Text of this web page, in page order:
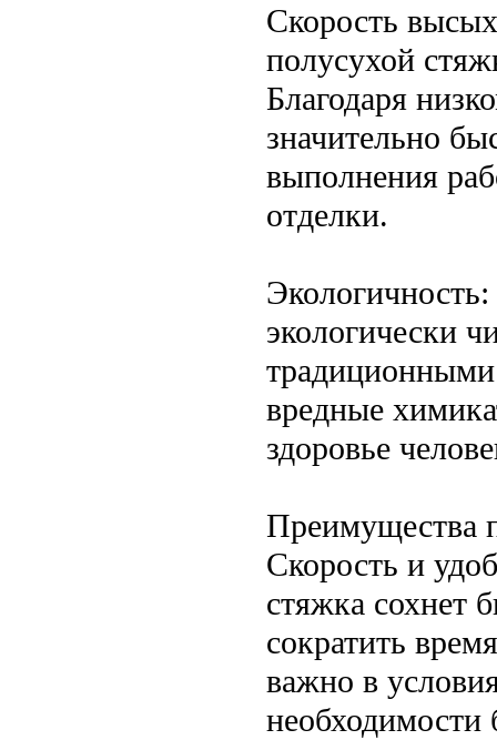
Скорость
полусухой
Благодаря
значительно
выполнения
отделки.
экологически
традиционными
вредные
здоровье
Преимущества
Скорость и
стяжка сохнет
сократить
важно в
необходимости